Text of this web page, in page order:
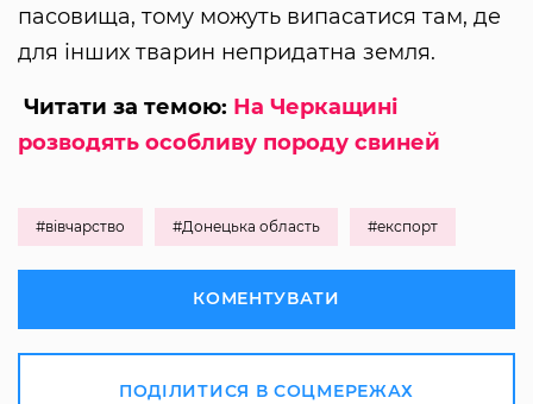
пасовища, тому можуть випасатися там, де
для інших тварин непридатна земля.
Читати за темою: На Черкащині
розводять особливу породу свиней
#вівчарство #Донецька область #експорт
КОМЕНТУВАТИ
ПОДІЛИТИСЯ В СОЦМЕРЕЖАХ